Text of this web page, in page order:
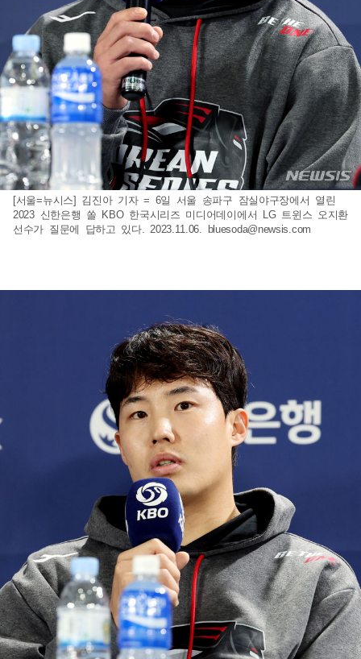
[서울=뉴시스] 김진아 기자 = 6일 서울 송파구 잠실야구장에서 열린
2023 신한은행 쏠 KBO 한국시리즈 미디어데이에서 LG 트윈스 오지환
선수가 질문에 답하고 있다. 2023.11.06.
bluesoda@newsis.com